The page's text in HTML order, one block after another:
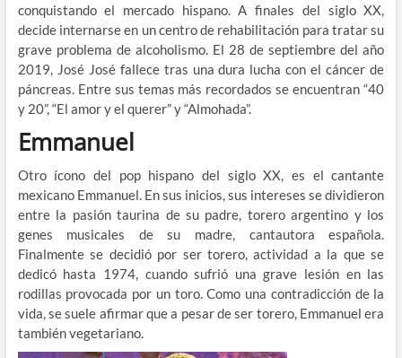
conquistando el mercado hispano. A finales del siglo XX,
decide internarse en un centro de rehabilitación para tratar su
grave problema de alcoholismo. El 28 de septiembre del año
2019, José José fallece tras una dura lucha con el cáncer de
páncreas. Entre sus temas más recordados se encuentran “40
y 20”, “El amor y el querer” y “Almohada”.
Emmanuel
Otro ícono del pop hispano del siglo XX, es el cantante
mexicano Emmanuel. En sus inicios, sus intereses se dividieron
entre la pasión taurina de su padre, torero argentino y los
genes musicales de su madre, cantautora española.
Finalmente se decidió por ser torero, actividad a la que se
dedicó hasta 1974, cuando sufrió una grave lesión en las
rodillas provocada por un toro. Como una contradicción de la
vida, se suele afirmar que a pesar de ser torero, Emmanuel era
también vegetariano.